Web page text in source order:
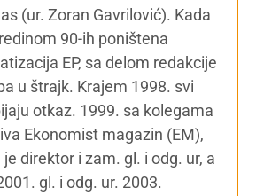
(ur. Zoran Gavrilović). Kada
90-ih poništena
EP, sa delom redakcije
u štrajk. Krajem 1998. svi
otkaz. 1999. sa kolegama
Ekonomist magazin (EM),
je direktor i zam. gl. i odg. ur, a
gl. i odg. ur. 2003.